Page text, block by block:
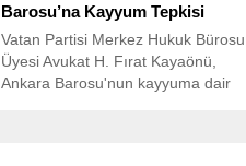
Barosu’na Kayyum Tepkisi
Vatan Partisi Merkez Hukuk Bürosu
Üyesi Avukat H. Fırat Kayaönü,
Ankara Barosu'nun kayyuma dair